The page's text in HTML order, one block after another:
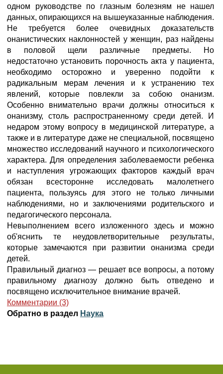
одном руководстве по глазным болезням не нашел
данных, опирающихся на вышеуказанные наблюдения.
Не требуется более очевидных доказательств
онанистических наклонностей у женщин, раз найдены
в половой щели различные предметы. Но
недостаточно установить порочность акта у пациента,
необходимо осторожно и уверенно подойти к
радикальным мерам лечения и к устранению тех
явлений, которые повлекли за собою онанизм.
Особенно внимательно врачи должны относиться к
онанизму, столь распространенному среди детей. И
недаром этому вопросу в медицинской литературе, а
также и в литературе даже не специальной, посвящено
множество исследований научного и психологического
характера. Для определения заболеваемости ребенка
и наступления угрожающих факторов каждый врач
обязан всесторонне исследовать малолетнего
пациента, пользуясь для этого не только личными
наблюдениями, но и заключениями родительского и
педагогического персонала.
Невыполнением всего изложенного здесь и можно
об'яснить те неудовлетворительные результаты,
которые замечаются при развитии онанизма среди
детей.
Правильный диагноз — решает все вопросы, а потому
правильному диагнозу должно быть отведено и
посвящено исключительное внимание врачей.
Комментарии (3)
Обратно в раздел Наука